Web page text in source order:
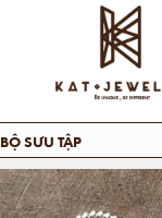
BỘ SƯU TẬP